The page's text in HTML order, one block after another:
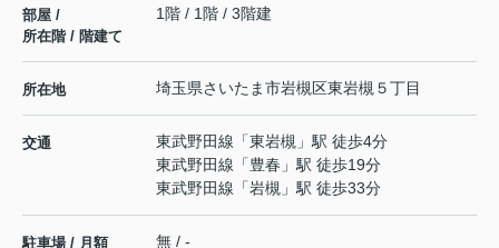
部屋 /
所在階 / 階建て
1階 / 1階 / 3階建
所在地 埼玉県さいたま市岩槻区東岩槻 ５丁目
交通 東武野田線 「東岩槻 」駅 徒歩4分
東武野田線 「豊春 」駅 徒歩19分
東武野田線 「岩槻 」駅 徒歩33分
駐車場 / 月額 無 / -